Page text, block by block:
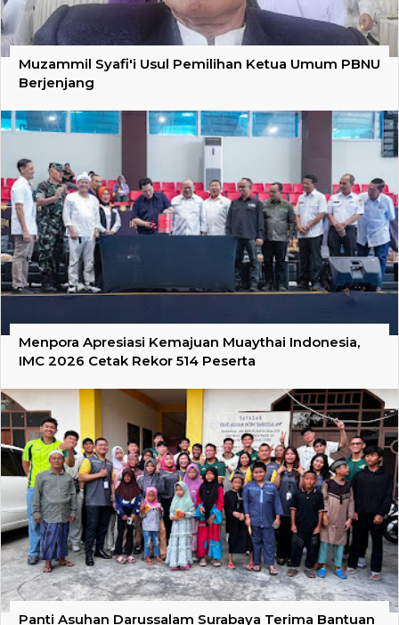
Muzammil Syafi'i Usul Pemilihan Ketua Umum PBNU
Berjenjang
Menpora Apresiasi Kemajuan Muaythai Indonesia,
IMC 2026 Cetak Rekor 514 Peserta
Panti Asuhan Darussalam Surabaya Terima Bantuan